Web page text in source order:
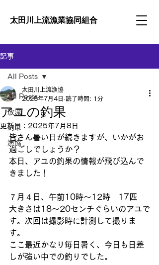
太田川上流漁業協同組合
記事
All Posts
放流
釣果
漁協
All Posts
アユの釣果
太田川上流漁協
2025年7月4日 読了時間: 1分
更新日： 2025年7月8日
皆さん暑い日が続きますが、いかがお
過ごしでしょうか？
本日、アユの釣果の情報が飛び込んで
きました！
７月４日、午前10時〜12時　17匹
大きさは18〜20センチぐらいのアユで
す。次回は撮影時に計測して撮りま
す。
ここ最近かなり毎日暑く、今日も日差
しが強い中での釣りでした。